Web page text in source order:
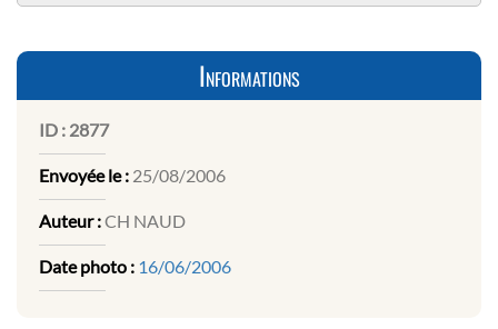
Informations
ID : 2877
Envoyée le : 25/08/2006
Auteur :CH NAUD
Date photo : 16/06/2006